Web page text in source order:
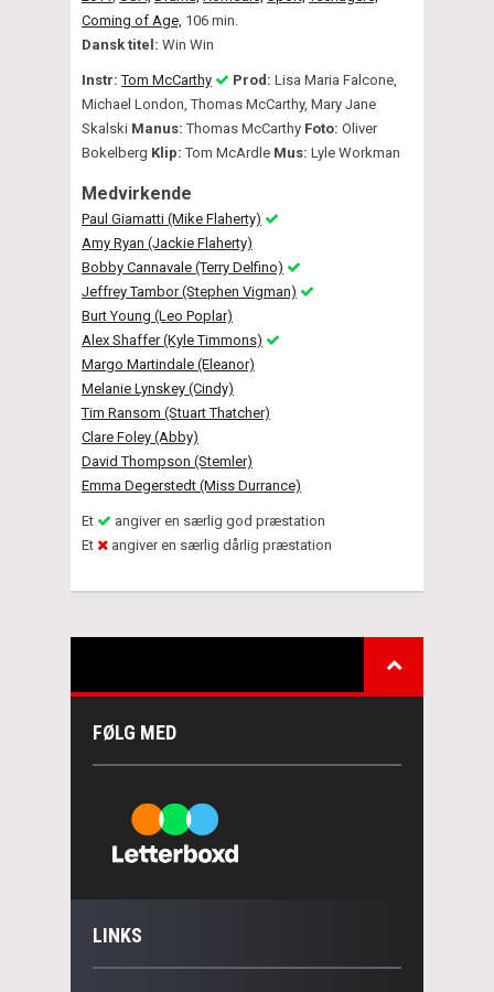
Coming of Age, 106 min.
Dansk titel: Win Win
Instr: Tom McCarthy Prod: Lisa Maria Falcone,
Michael London, Thomas McCarthy, Mary Jane
Skalski Manus: Thomas McCarthy Foto: Oliver
Bokelberg Klip: Tom McArdle Mus: Lyle Workman
Medvirkende
Paul Giamatti (Mike Flaherty)
Amy Ryan (Jackie Flaherty)
Bobby Cannavale (Terry Delfino)
Jeffrey Tambor (Stephen Vigman)
Burt Young (Leo Poplar)
Alex Shaffer (Kyle Timmons)
Margo Martindale (Eleanor)
Melanie Lynskey (Cindy)
Tim Ransom (Stuart Thatcher)
Clare Foley (Abby)
David Thompson (Stemler)
Emma Degerstedt (Miss Durrance)
Et
angiver en særlig god præstation
Et
angiver en særlig dårlig præstation
FØLG MED
LINKS